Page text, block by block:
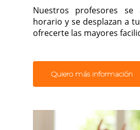
Nuestros profesores
horario y se desplazan a
ofrecerte las mayores
Quiero más información